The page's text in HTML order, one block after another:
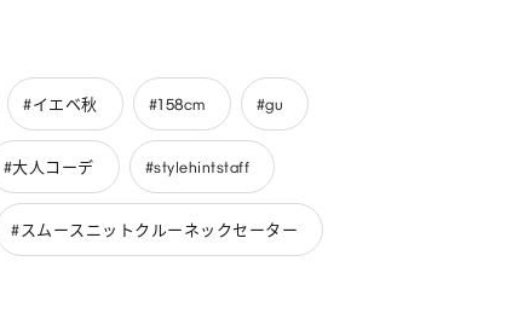
#イエベ秋 #158cm #gu
#大人コーデ #stylehintstaff
#スムースニットクルーネックセーター